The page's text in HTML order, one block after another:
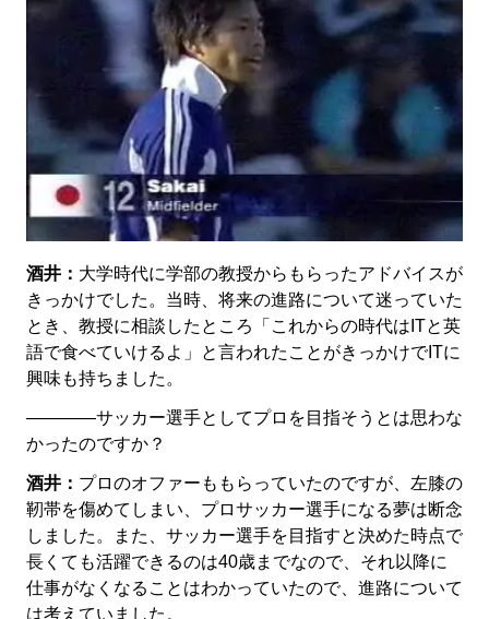
酒井： 大学時代に学部の教授からもらったアドバイスが
きっかけでした。当時、将来の進路について迷っていた
とき、教授に相談したところ「これからの時代はITと英
語で食べていけるよ」と言われたことがきっかけでITに
興味も持ちました。
――――サッカー選手としてプロを目指そうとは思わな
かったのですか？
酒井： プロのオファーももらっていたのですが、左膝の
靭帯を傷めてしまい、プロサッカー選手になる夢は断念
しました。また、サッカー選手を目指すと決めた時点で
長くても活躍できるのは40歳までなので、それ以降に
仕事がなくなることはわかっていたので、進路について
は考えていました。